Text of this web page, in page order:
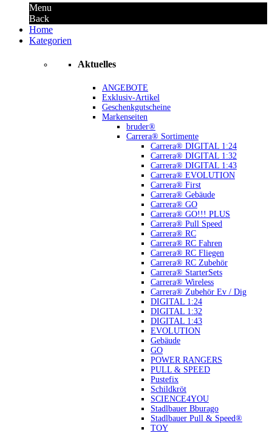
Menu
Back
Home
Kategorien
Aktuelles
ANGEBOTE
Exklusiv-Artikel
Geschenkgutscheine
Markenseiten
bruder®
Carrera® Sortimente
Carrera® DIGITAL 1:24
Carrera® DIGITAL 1:32
Carrera® DIGITAL 1:43
Carrera® EVOLUTION
Carrera® First
Carrera® Gebäude
Carrera® GO
Carrera® GO!!! PLUS
Carrera® Pull Speed
Carrera® RC
Carrera® RC Fahren
Carrera® RC Fliegen
Carrera® RC Zubehör
Carrera® StarterSets
Carrera® Wireless
Carrera® Zubehör Ev / Dig
DIGITAL 1:24
DIGITAL 1:32
DIGITAL 1:43
EVOLUTION
Gebäude
GO
POWER RANGERS
PULL & SPEED
Pustefix
Schildkröt
SCIENCE4YOU
Stadlbauer Bburago
Stadlbauer Pull & Speed®
TOY